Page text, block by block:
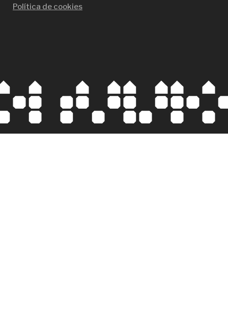
Política de cookies